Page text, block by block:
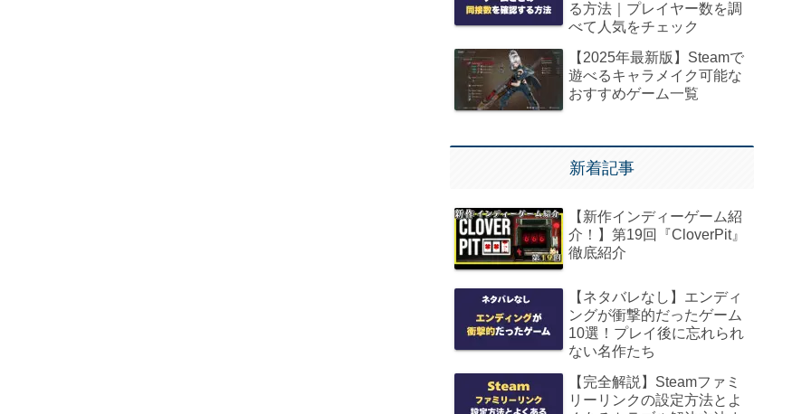
る方法｜プレイヤー数を調
べて人気をチェック
【2025年最新版】Steamで
遊べるキャラメイク可能な
おすすめゲーム一覧
新着記事
【新作インディーゲーム紹
介！】第19回『CloverPit』
徹底紹介
【ネタバレなし】エンディ
ングが衝撃的だったゲーム
10選！プレイ後に忘れられ
ない名作たち
【完全解説】Steamファミ
リーリンクの設定方法とよ